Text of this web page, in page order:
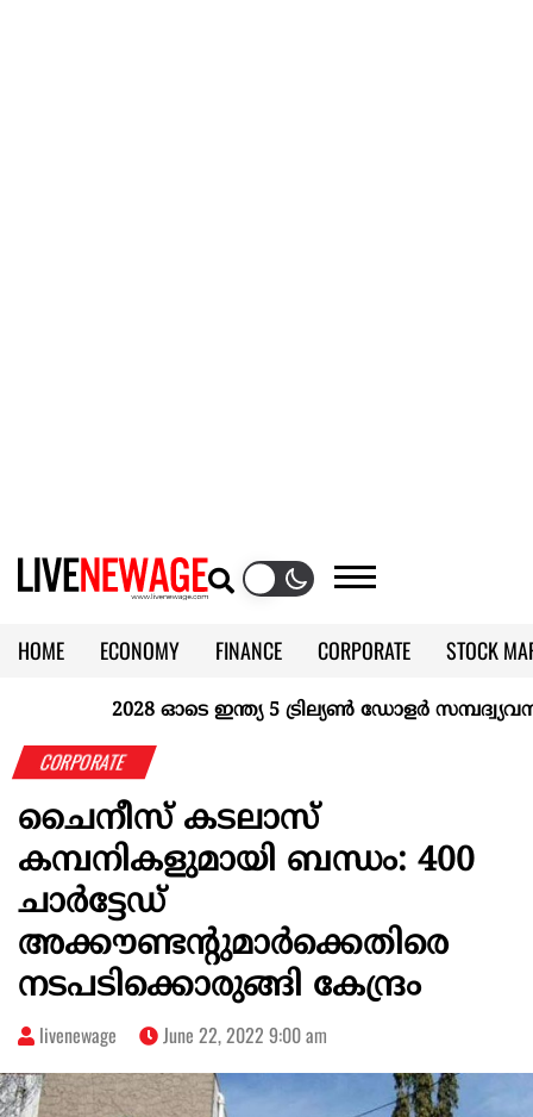
HOME ECONOMY FINANCE CORPORATE
STOCK
KERALA @70
2028 ഓടെ ഇന്ത്യ 5 ട്രില്യണ്‍ ഡോളര്‍
CORPORATE
ചൈനീസ് കടലാസ്
കമ്പനികളുമായി ബന്ധം: 400
ചാർട്ടേഡ്
അക്കൗണ്ടന്റുമാർക്കെതിരെ
നടപടിക്കൊരുങ്ങി കേന്ദ്രം
livenewage June 22, 2022 9:00 am